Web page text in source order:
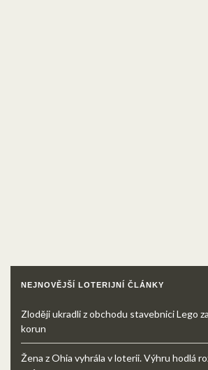
NEJNOVĚJŠÍ LOTERIJNÍ ČLÁNKY
Zloději ukradli z obchodu stavebnici Lego
korun
Žena z Ohia vyhrála v loterii. Výhru hodlá